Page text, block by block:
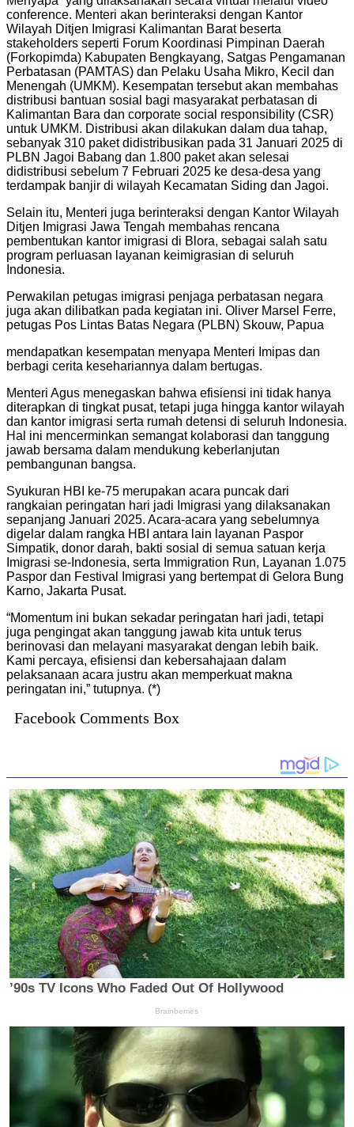
conference. Menteri akan berinteraksi dengan Kantor
Wilayah Ditjen Imigrasi Kalimantan Barat beserta
stakeholders seperti Forum Koordinasi Pimpinan Daerah
(Forkopimda) Kabupaten Bengkayang, Satgas Pengamanan
Perbatasan (PAMTAS) dan Pelaku Usaha Mikro, Kecil dan
Menengah (UMKM). Kesempatan tersebut akan membahas
distribusi bantuan sosial bagi masyarakat perbatasan di
Kalimantan Bara dan corporate social responsibility (CSR)
untuk UMKM. Distribusi akan dilakukan dalam dua tahap,
sebanyak 310 paket didistribusikan pada 31 Januari 2025 di
PLBN Jagoi Babang dan 1.800 paket akan selesai
didistribusi sebelum 7 Februari 2025 ke desa-desa yang
terdampak banjir di wilayah Kecamatan Siding dan Jagoi.
Selain itu, Menteri juga berinteraksi dengan Kantor Wilayah
Ditjen Imigrasi Jawa Tengah membahas rencana
pembentukan kantor imigrasi di Blora, sebagai salah satu
program perluasan layanan keimigrasian di seluruh
Indonesia.
Perwakilan petugas imigrasi penjaga perbatasan negara
juga akan dilibatkan pada kegiatan ini. Oliver Marsel Ferre,
petugas Pos Lintas Batas Negara (PLBN) Skouw, Papua
mendapatkan kesempatan menyapa Menteri Imipas dan
berbagi cerita kesehariannya dalam bertugas.
Menteri Agus menegaskan bahwa efisiensi ini tidak hanya
diterapkan di tingkat pusat, tetapi juga hingga kantor wilayah
dan kantor imigrasi serta rumah detensi di seluruh Indonesia.
Hal ini mencerminkan semangat kolaborasi dan tanggung
jawab bersama dalam mendukung keberlanjutan
pembangunan bangsa.
Syukuran HBI ke-75 merupakan acara puncak dari
rangkaian peringatan hari jadi Imigrasi yang dilaksanakan
sepanjang Januari 2025. Acara-acara yang sebelumnya
digelar dalam rangka HBI antara lain layanan Paspor
Simpatik, donor darah, bakti sosial di semua satuan kerja
Imigrasi se-Indonesia, serta Immigration Run, Layanan 1.075
Paspor dan Festival Imigrasi yang bertempat di Gelora Bung
Karno, Jakarta Pusat.
“Momentum ini bukan sekadar peringatan hari jadi, tetapi
juga pengingat akan tanggung jawab kita untuk terus
berinovasi dan melayani masyarakat dengan lebih baik.
Kami percaya, efisiensi dan kebersahajaan dalam
pelaksanaan acara justru akan memperkuat makna
peringatan ini,” tutupnya. (*)
Facebook Comments Box